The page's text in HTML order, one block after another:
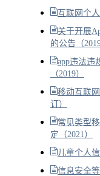
互联网个
关于开展
的公告（2019
app违法违
（2019）
移动互联
订）
常见类型
定（2021）
儿童个人
信息安全